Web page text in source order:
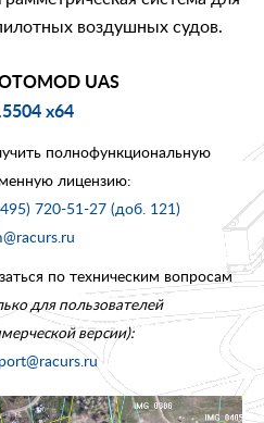
воздушных судов.
UAS
x64
полнофункциональную
лицензию:
720-51-27 (доб. 121)
по техническим вопросам
для пользователей
версии):